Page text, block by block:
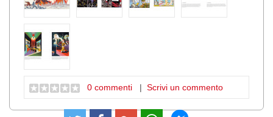
0 commenti | Scrivi un commento